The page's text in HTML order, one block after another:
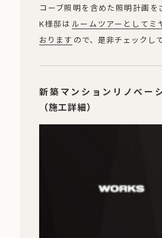
コーブ照明を含めた照明計画を
K様邸は ルームツアーとしてミ
おります ので、是非チェックし
新築マンションリノベー
（施工詳細）